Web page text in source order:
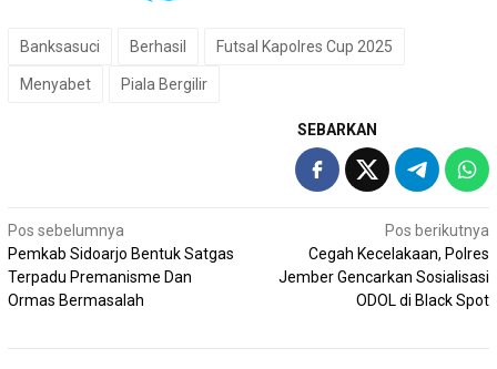
Banksasuci Berhasil Futsal Kapolres Cup 2025
Menyabet Piala Bergilir
SEBARKAN
Navigasi
pos
Pos sebelumnya
Pemkab Sidoarjo Bentuk Satgas
Terpadu Premanisme Dan
Ormas Bermasalah
Pos berikutnya
Cegah Kecelakaan, Polres
Jember Gencarkan Sosialisasi
ODOL di Black Spot